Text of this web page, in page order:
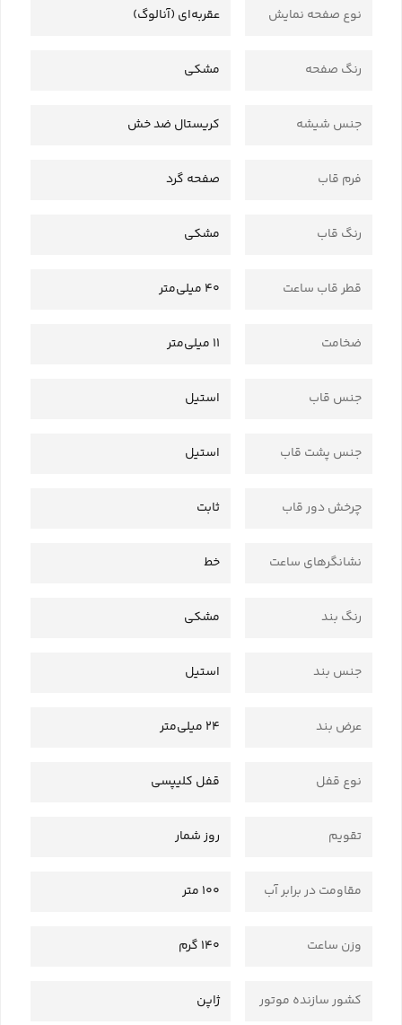
نوع صفحه نمایش عقربه‌ای (آنالوگ)
رنگ صفحه مشکی
جنس شیشه کریستال ضد خش
فرم قاب صفحه گرد
رنگ قاب مشکی
قطر قاب ساعت 40 میلی‌متر
ضخامت 11 میلی‌متر
جنس قاب استیل
جنس پشت قاب استیل
چرخش دور قاب ثابت
نشانگرهای ساعت خط
رنگ بند مشکی
جنس بند استیل
عرض بند 24 میلی‌متر
نوع قفل قفل کلیپسی
تقویم روز شمار
مقاومت در برابر آب 100 متر
وزن ساعت 140 گرم
کشور سازنده موتور ژاپن